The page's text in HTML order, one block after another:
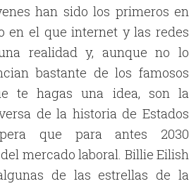
han sido los primeros en
en el que internet y las redes
realidad y, aunque no lo
bastante de los famosos
te hagas una idea, son la
de la historia de Estados
que para antes 2030
mercado laboral. Billie Eilish
de las estrellas de la